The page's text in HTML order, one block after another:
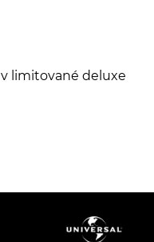
limitované deluxe